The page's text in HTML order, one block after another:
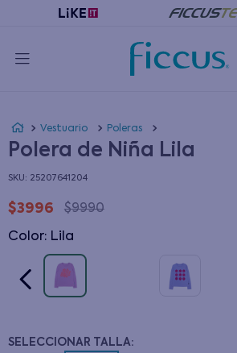
Vestuario Poleras
Polera de Niña Lila
: 25207641204
$3996 $9990
Color: lila